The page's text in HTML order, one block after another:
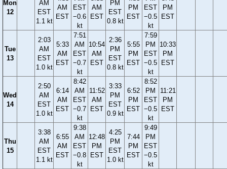
Mon
12
AM
EST
1.1 kt
AM
EST
EST
−0.6
kt
AM
EST
PM
EST
0.8 kt
PM
EST
EST
−0.5
kt
PM
EST
Tue
13
2:03
AM
EST
1.0 kt
5:33
AM
EST
7:51
AM
EST
−0.7
kt
10:54
AM
EST
2:36
PM
EST
0.8 kt
5:55
PM
EST
7:59
PM
EST
−0.5
kt
10:33
PM
EST
Wed
14
2:50
AM
EST
1.0 kt
6:14
AM
EST
8:42
AM
EST
−0.7
kt
11:52
AM
EST
3:33
PM
EST
0.9 kt
6:52
PM
EST
8:52
PM
EST
−0.5
kt
11:21
PM
EST
Thu
15
3:38
AM
EST
1.1 kt
6:55
AM
EST
9:38
AM
EST
−0.8
kt
12:48
PM
EST
4:25
PM
EST
1.0 kt
7:44
PM
EST
9:49
PM
EST
−0.5
kt